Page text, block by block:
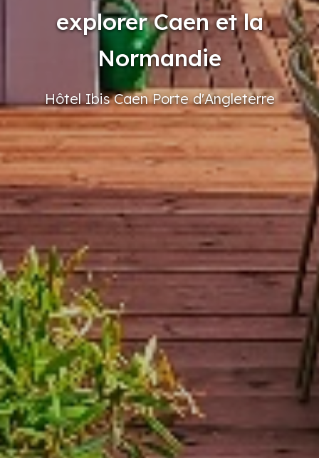
explorer Caen et la
Normandie
Hôtel Ibis Caen Porte d'Angleterre